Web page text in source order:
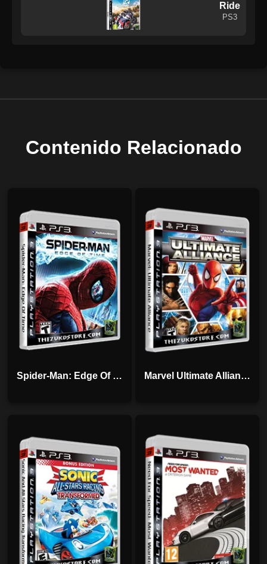
Ride
PS3
Contenido Relacionado
Spider-Man: Edge Of Time Marvel Ultimate Alliance